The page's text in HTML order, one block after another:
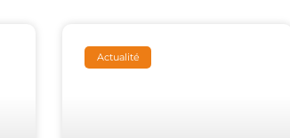
Actualité